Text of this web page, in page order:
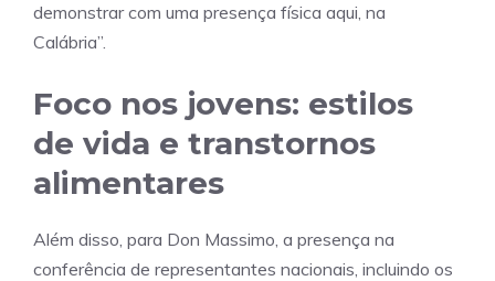
demonstrar com uma presença física aqui, na
Calábria”.
Foco nos jovens: estilos
de vida e transtornos
alimentares
Além disso, para Don Massimo, a presença na
conferência de representantes nacionais, incluindo os